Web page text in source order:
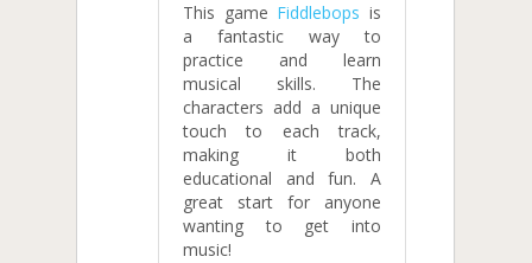
This game Fiddlebops is
a fantastic way to
practice and learn
musical skills. The
characters add a unique
touch to each track,
making it both
educational and fun. A
great start for anyone
wanting to get into
music!